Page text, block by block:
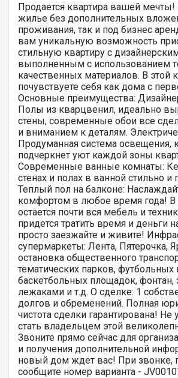
Продается квартира вашей
жилье без дополнительных
проживания, так и под бизнес
вам уникальную возможность
стильную квартиру с
выполненным с использованием
качественных материалов. В этой
почувствуете себя как дома с
Основные преимущества:
Полы из кварцвенил, идеально
стены, современные обои все
и вниманием к деталям.
Продуманная система освещения,
подчеркнет уют каждой зоны
Современные ванные комнаты:
стенах и полах в ванной стильно и
Теплый пол на балконе:
комфортом в любое время года! В
остается почти вся мебель и
придется тратить время и деньги
просто заезжайте и живите!
супермаркеты: Лента, Пятерочка,
остановка общественного
тематических парков, футбольных
баскетбольных площадок, фонтан,
лежаками и т.д. О сделке: 1
долгов и обременений. Полная
чистота сделки гарантирована! Не
стать владельцем этой
Звоните прямо сейчас для
и получения дополнительной
новый дом ждет вас! При звонке,
сообщите номер варианта -